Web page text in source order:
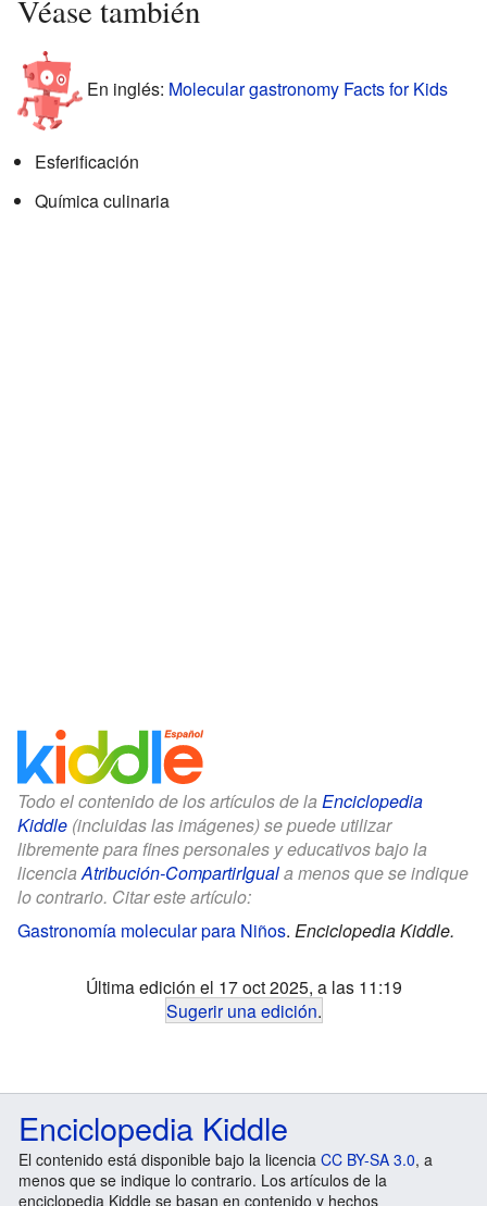
Véase también
En inglés: Molecular gastronomy Facts for Kids
Esferificación
Química culinaria
Todo el contenido de los artículos de la Enciclopedia
Kiddle (incluidas las imágenes) se puede utilizar
libremente para fines personales y educativos bajo la
licencia Atribución-CompartirIguala menos que se indique
lo contrario. Citar este artículo:
Gastronomía molecular para Niños. Enciclopedia Kiddle.
Última edición el 17 oct 2025, a las 11:19
Sugerir una edición.
Enciclopedia Kiddle
El contenido está disponible bajo la licencia CC BY-SA 3.0, a
menos que se indique lo contrario. Los artículos de la
enciclopedia Kiddle se basan en contenido y hechos